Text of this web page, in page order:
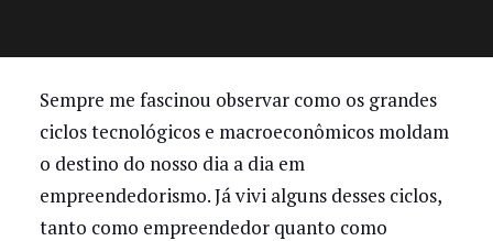
Sempre me fascinou observar como os grandes
ciclos tecnológicos e macroeconômicos moldam
o destino do nosso dia a dia em
empreendedorismo. Já vivi alguns desses ciclos,
tanto como empreendedor quanto como